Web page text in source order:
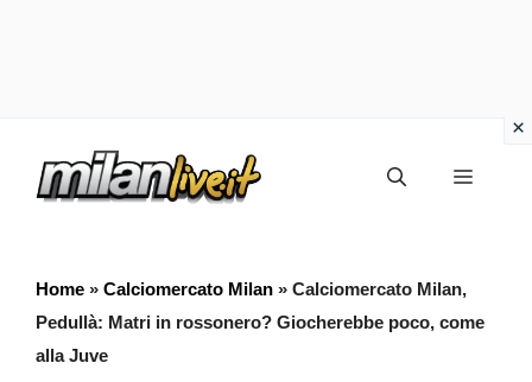
Menu
Home » Calciomercato Milan » Calciomercato Milan,
Pedullà: Matri in rossonero? Giocherebbe poco, come
alla Juve